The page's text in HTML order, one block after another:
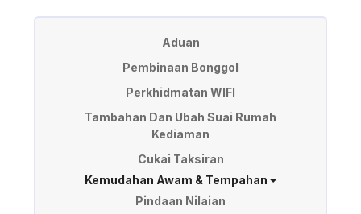
Aduan
Pembinaan Bonggol
Perkhidmatan WIFI
Tambahan Dan Ubah Suai Rumah
Kediaman
Cukai Taksiran
Kemudahan Awam & Tempahan
Pindaan Nilaian